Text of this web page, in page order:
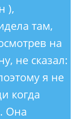
),
там,
на
не сказал:
я не
когда
Она